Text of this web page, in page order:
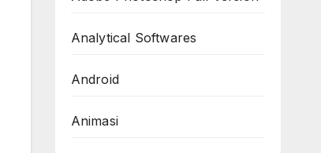
Analytical Softwares
Android
Animasi